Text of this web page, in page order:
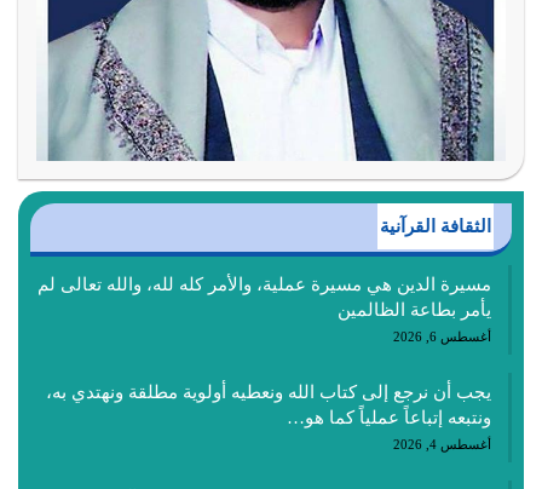
الثقافة القرآنية
مسيرة الدين هي مسيرة عملية، والأمر كله لله، والله تعالى لم
يأمر بطاعة الظالمين
أغسطس 6, 2026
يجب أن نرجع إلى كتاب الله ونعطيه أولوية مطلقة ونهتدي به،
ونتبعه إتباعاً عملياً كما هو…
أغسطس 4, 2026